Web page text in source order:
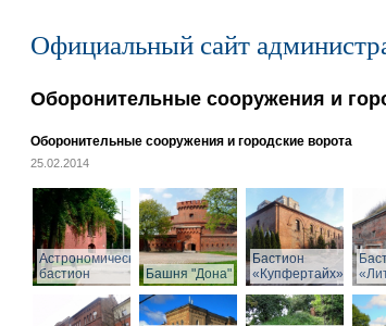
Официальный сайт
Оборонительные сооружения и
Оборонительные сооружения и городские ворота
25.02.2014
Астрономический
бастион
Башня "Дона"
Бастион
«Купфертайх»